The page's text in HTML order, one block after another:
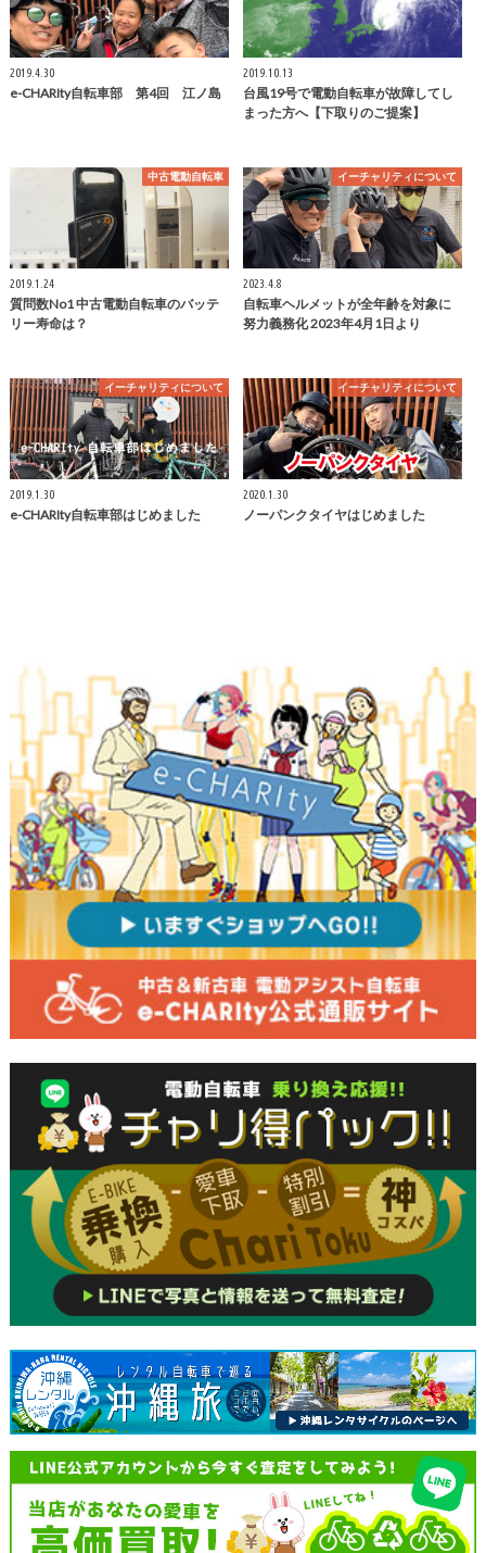
2019.4.30
e-CHARIty自転車部 第4回 江ノ島
2019.10.13
台風19号で電動自転車が故障してし
まった方へ【下取りのご提案】
中古電動自転車
2019.1.24
質問数No1 中古電動自転車のバッテ
リー寿命は？
イーチャリティについて
2023.4.8
自転車ヘルメットが全年齢を対象に
努力義務化 2023年4月1日より
イーチャリティについて
2019.1.30
e-CHARIty自転車部はじめました
イーチャリティについて
2020.1.30
ノーパンクタイヤはじめました